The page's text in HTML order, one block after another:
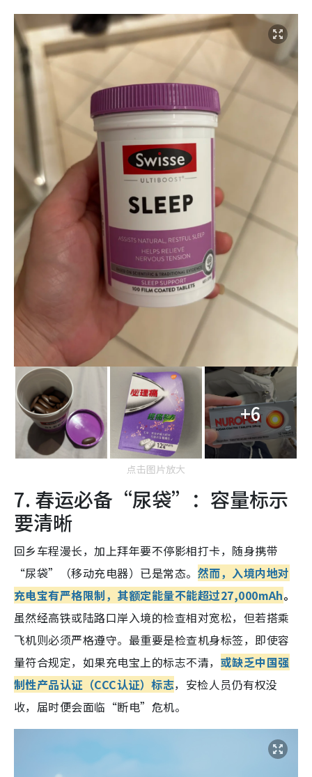
+6
点击图片放大
7. 春运必备“尿袋”：容量标示
要清晰
回乡车程漫长，加上拜年要不停影相打卡，随身携带
“尿袋”（移动充电器）已是常态。 然而，入境内地对
充电宝有严格限制，其额定能量不能超过27,000mAh。
虽然经高铁或陆路口岸入境的检查相对宽松，但若搭乘
飞机则必须严格遵守。最重要是检查机身标签，即使容
量符合规定，如果充电宝上的标志不清， 或缺乏中国强
制性产品认证（CCC认证）标志，安检人员仍有权没
收，届时便会面临“断电”危机。